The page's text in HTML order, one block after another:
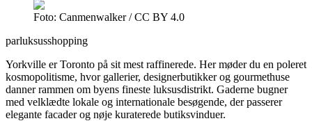
Foto: Canmenwalker / CC BY 4.0
parluksusshopping
Yorkville er Toronto på sit mest raffinerede. Her møder du en poleret
kosmopolitisme, hvor gallerier, designerbutikker og gourmethuse
danner rammen om byens fineste luksusdistrikt. Gaderne bugner
med velklædte lokale og internationale besøgende, der passerer
elegante facader og nøje kuraterede butiksvinduer.